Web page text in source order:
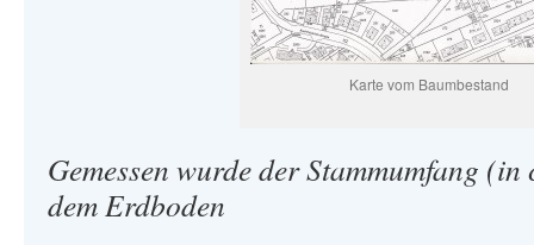
Karte vom Baumbestand
Gemessen wurde der Stammumfang
dem Erdboden